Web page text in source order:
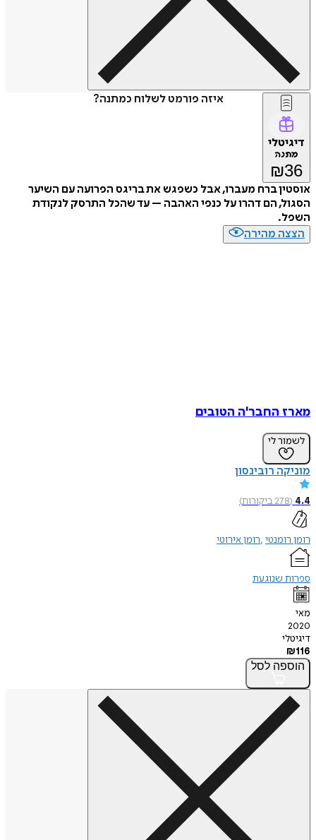
איזה פורמט לשלוח כמתנה?
דיגיטלי
מתנה
₪36
אוסטין ברח מעברו, אבל כשפגש את בריגס הפרועה עם השיער
הסגול, הם דהרו על כנפי האהבה – עד שהכל התרסק לנקודת
השפל.
הצצה מהירה
מארז החבר'ה הטובים
לשמור לי
מוניקה רובינסון
4.4
(
278ביקורות)
רומן רומנטי רומן אירוטי
ספרות שנוגעת
מאי
2020
דיגיטלי
₪116
הוספה לסל